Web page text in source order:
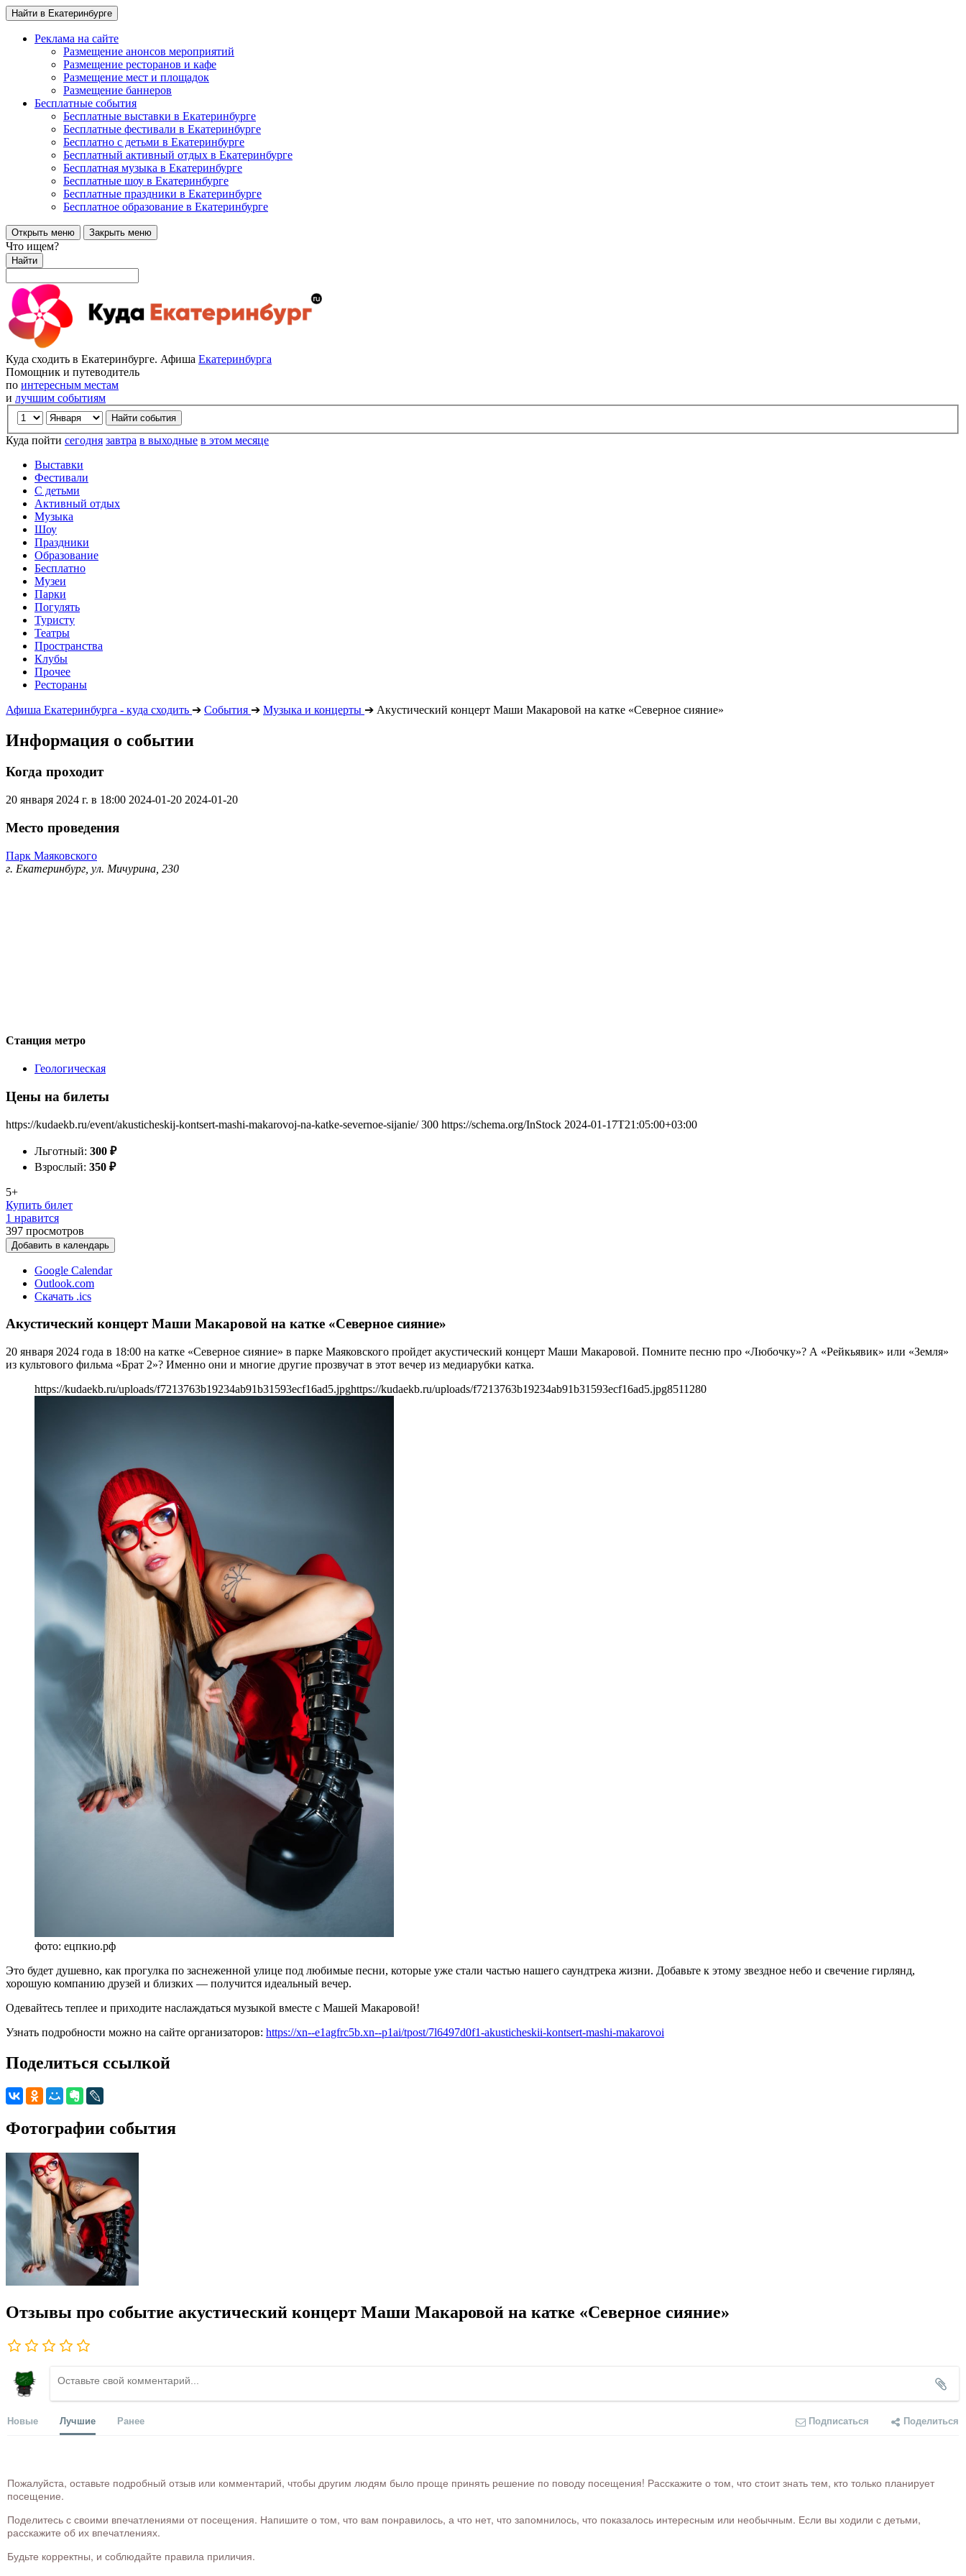
Найти в Екатеринбурге
Реклама на сайте
Размещение анонсов мероприятий
Размещение ресторанов и кафе
Размещение мест и площадок
Размещение баннеров
Бесплатные события
Бесплатные выставки в Екатеринбурге
Бесплатные фестивали в Екатеринбурге
Бесплатно с детьми в Екатеринбурге
Бесплатный активный отдых в Екатеринбурге
Бесплатная музыка в Екатеринбурге
Бесплатные шоу в Екатеринбурге
Бесплатные праздники в Екатеринбурге
Бесплатное образование в Екатеринбурге
Открыть меню Закрыть меню
Что ищем?
Найти
Куда сходить в Екатеринбурге. Афиша Екатеринбурга
Помощник и путеводитель
по интересным местам
и лучшим событиям
Куда пойти сегодня завтра в выходные в этом месяце
Выставки
Фестивали
С детьми
Активный отдых
Музыка
Шоу
Праздники
Образование
Бесплатно
Музеи
Парки
Погулять
Туристу
Театры
Пространства
Клубы
Прочее
Рестораны
Афиша Екатеринбурга - куда сходить ➔ События ➔ Музыка и концерты ➔ Акустический концерт Маши Макаровой на катке «Северное сияние»
Информация о событии
Когда проходит
20 января 2024 г. в 18:00 2024-01-20 2024-01-20
Место проведения
Парк Маяковского
г. Екатеринбург, ул. Мичурина, 230
Станция метро
Геологическая
Цены на билеты
https://kudaekb.ru/event/akusticheskij-kontsert-mashi-makarovoj-na-katke-severnoe-sijanie/ 300 https://schema.org/InStock 2024-01-17T21:05:00+03:00
Льготный: 300 ₽
Взрослый: 350 ₽
5+
Купить билет
1 нравится
397 просмотров
Добавить в календарь
Google Calendar
Outlook.com
Скачать .ics
Акустический концерт Маши Макаровой на катке «Северное сияние»
20 января 2024 года в 18:00 на катке «Северное сияние» в парке Маяковского пройдет акустический концерт Маши Макаровой. Помните песню про «Любочку»? А «Рейкьявик» или «Земля»
из культового фильма «Брат 2»? Именно они и многие другие прозвучат в этот вечер из медиарубки катка.
https://kudaekb.ru/uploads/f7213763b19234ab91b31593ecf16ad5.jpghttps://kudaekb.ru/uploads/f7213763b19234ab91b31593ecf16ad5.jpg8511280
фото: ецпкио.рф
Это будет душевно, как прогулка по заснеженной улице под любимые песни, которые уже стали частью нашего саундтрека жизни. Добавьте к этому звездное небо и свечение гирлянд,
хорошую компанию друзей и близких — получится идеальный вечер.
Одевайтесь теплее и приходите наслаждаться музыкой вместе с Машей Макаровой!
Узнать подробности можно на сайте организаторов: https://xn--e1agfrc5b.xn--p1ai/tpost/7l6497d0f1-akusticheskii-kontsert-mashi-makarovoi
Поделиться ссылкой
Фотографии события
Отзывы про событие акустический концерт Маши Макаровой на катке «Северное сияние»
Новые Лучшие Ранее Подписаться Поделиться
Пожалуйста, оставьте подробный отзыв или комментарий, чтобы другим людям было проще принять решение по поводу посещения! Расскажите о том, что стоит знать тем, кто только планирует
посещение.
Поделитесь с своими впечатлениями от посещения. Напишите о том, что вам понравилось, а что нет, что запомнилось, что показалось интересным или необычным. Если вы ходили с детьми,
расскажите об их впечатлениях.
Будьте корректны, и соблюдайте правила приличия.